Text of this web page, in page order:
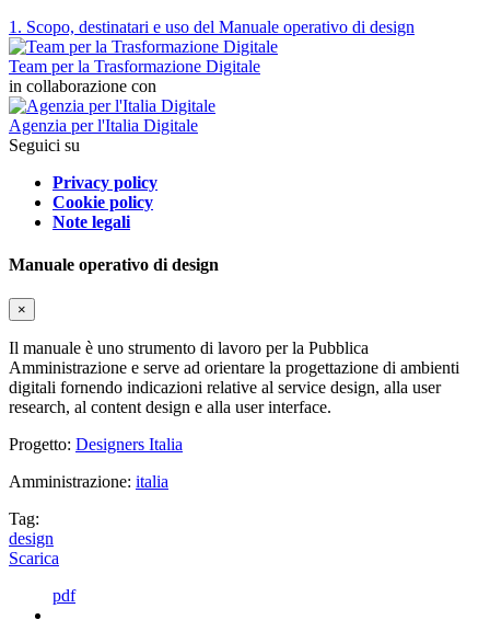
1. Scopo, destinatari e uso del Manuale operativo di design
Team per la Trasformazione Digitale
in collaborazione con
Agenzia per l'Italia Digitale
Seguici su
Privacy policy
Cookie policy
Note legali
Manuale operativo di design
×
Il manuale è uno strumento di lavoro per la Pubblica
Amministrazione e serve ad orientare la progettazione di ambienti
digitali fornendo indicazioni relative al service design, alla user
research, al content design e alla user interface.
Progetto: Designers Italia
Amministrazione: italia
Tag:
design
Scarica
pdf